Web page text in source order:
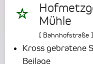
Mühle
[ Bahnhofstraße
Kross gebratene
Beilage